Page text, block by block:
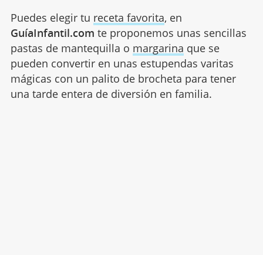
Puedes elegir tu receta favorita, en
GuíaInfantil.com te proponemos unas sencillas
pastas de mantequilla o margarina que se
pueden convertir en unas estupendas varitas
mágicas con un palito de brocheta para tener
una tarde entera de diversión en familia.